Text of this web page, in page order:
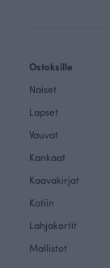
Ostoksille
Naiset
Lapset
Vauvat
Kankaat
Kaavakirjat
Kotiin
Lahjakortit
Mallistot